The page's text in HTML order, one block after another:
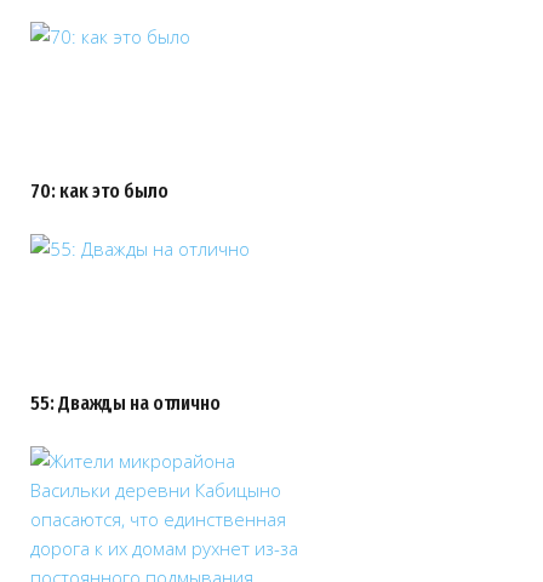
70: как это было
55: Дважды на отлично